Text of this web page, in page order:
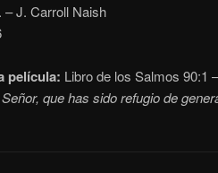
– J. Carroll Naish
película: Libro de los Salmos 90:1
Señor, que has sido refugio de